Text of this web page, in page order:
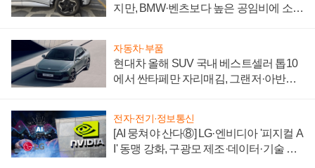
지만, BMW·벤츠보다 높은 공임비에 소비
자동차·부품
현대차 올해 SUV 국내 베스트셀러 톱10
에서 싼타페만 자리매김, 그랜저·아반떼
전자·전기·정보통신
[AI 뭉쳐야 산다⑧] LG·엔비디아 '피지컬 A
I' 동맹 강화, 구광모 제조·데이터·기술 결